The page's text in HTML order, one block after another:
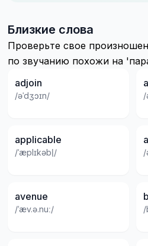
Близкие слова
Проверьте свое
по звучанию похожи на
adjoin
/əˈdʒɔɪn/ /
applicable
/ˈæplɪkəbl̩/ /
avenue
/ˈæv.ə.nuː/ /